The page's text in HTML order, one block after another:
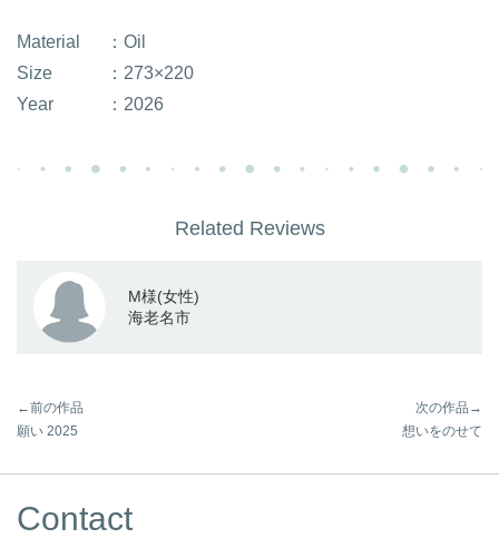
Material
：Oil
Size
：273×220
Year
：2026
Related Reviews
M様(女性)
海老名市
←前の作品
願い 2025
次の作品→
想いをのせて
Contact